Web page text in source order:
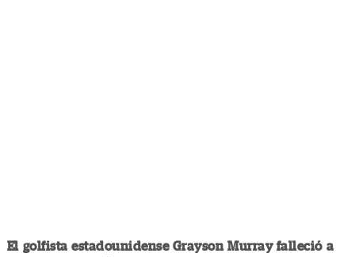
El golfista estadounidense Grayson Murray falleció a